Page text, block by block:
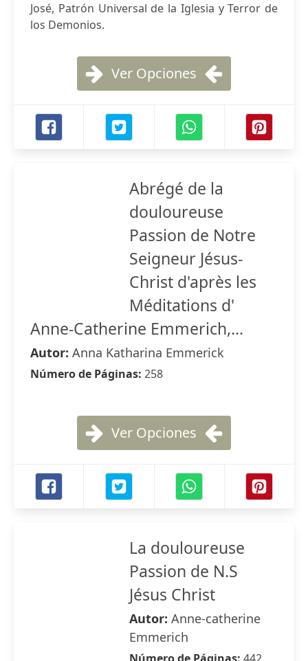
José, Patrón Universal de la Iglesia y Terror de
los Demonios.
Ver Opciones
Abrégé de la
douloureuse
Passion de Notre
Seigneur Jésus-
Christ d'après les
Méditations d'
Anne-Catherine Emmerich,...
Autor: Anna Katharina Emmerick
Número de Páginas: 258
Ver Opciones
La douloureuse
Passion de N.S
Jésus Christ
Autor: Anne-catherine
Emmerich